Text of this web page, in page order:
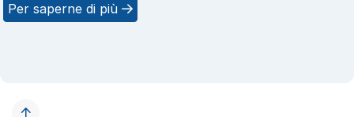
Per saperne di più